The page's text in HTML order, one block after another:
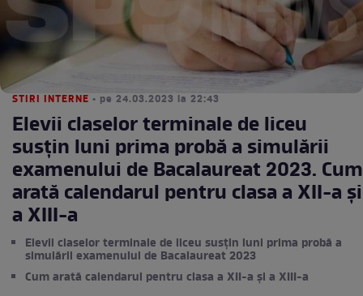
STIRI INTERNE • pe 24.03.2023 la 22:43
Elevii claselor terminale de liceu
susțin luni prima probă a simulării
examenului de Bacalaureat 2023. Cum
arată calendarul pentru clasa a XII-a și
a XIII-a
Elevii claselor terminale de liceu susțin luni prima probă a
simulării examenului de Bacalaureat 2023
Cum arată calendarul pentru clasa a XII-a și a XIII-a